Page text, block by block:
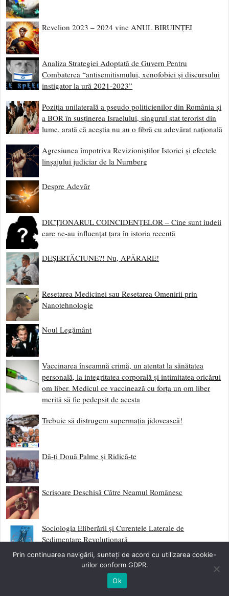
Revelion 2023 – 2024 vine ANUL BIRUINȚEI
Analiza Strategiei Adoptată de Guvern Pentru
Combaterea “antisemitismului, xenofobiei și discursului
instigator la ură 2021-2023”
Poziția unilaterală a pseudo politicienilor din România și
a BOR în susținerea Israelului, singurul stat terorist din
lume, arată că aceștia nu au o fibră cu adevărat națională
Agresiunea împotriva Revizioniștilor Istorici și efectele
linșajului judiciar de la Nurnberg
Despre Adevăr
DICȚIONARUL COINCIDENȚELOR – Cine sunt iudeii
care ne-au influențat țara în istoria recentă
DEȘERTĂCIUNE?! Nu, APĂRARE!
Resetarea Medicinei sau Resetarea Omenirii prin
Nanotehnologie
Noul Legământ
Vaccinarea înseamnă crimă, un atentat la sănătatea
personală, la integritatea corporală și intimitatea oricărui
om liber. Medicul ce vaccinează cu forța un om liber
merită să fie pedepsit de acesta
Trebuie să distrugem supermația jidovească!
Dă-ți Două Palme și Ridică-te
Scrisoare Deschisă Către Neamul Românesc
Sociologia Eliberării și Curentele Laterale de
Sedimentare Revoluționară
Împotriva Fatalismului
Prin continuarea navigării, sunteți de acord cu utilizarea cookie-
urilor conform GDPR.
Ok